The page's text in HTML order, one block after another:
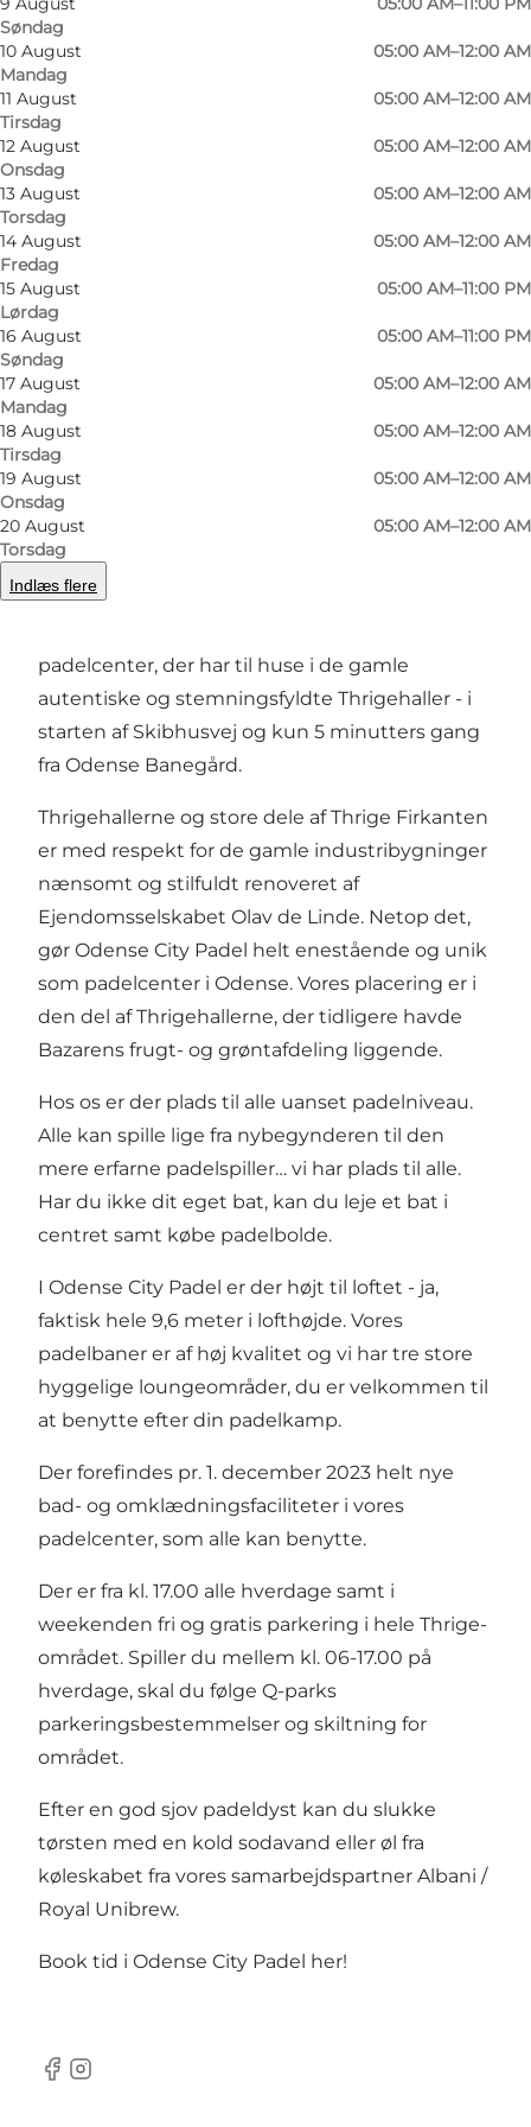
Søndag
10 August
Mandag
05:00 AM–12:00 AM
11 August
Tirsdag
05:00 AM–12:00 AM
12 August
Onsdag
05:00 AM–12:00 AM
13 August
Torsdag
05:00 AM–12:00 AM
14 August
Fredag
05:00 AM–12:00 AM
15 August
Lørdag
05:00 AM–11:00 PM
16 August
Søndag
05:00 AM–11:00 PM
17 August
Mandag
05:00 AM–12:00 AM
18 August
Tirsdag
05:00 AM–12:00 AM
19 August
Onsdag
05:00 AM–12:00 AM
20 August
Torsdag
05:00 AM–12:00 AM
Indlæs flere
Foto: Claus Rasmussen
©
Foto:
Odense City Padel - Odenses hyggeligste
padelcenter!
padelcenter, der har til huse i de gamle
autentiske og stemningsfyldte Thrigehaller - i
starten af Skibhusvej og kun 5 minutters gang
fra Odense Banegård.
Thrigehallerne og store dele af Thrige Firkanten
er med respekt for de gamle industribygninger
nænsomt og stilfuldt renoveret af
Ejendomsselskabet Olav de Linde. Netop det,
gør Odense City Padel helt enestående og unik
som padelcenter i Odense. Vores placering er i
den del af Thrigehallerne, der tidligere havde
Bazarens frugt- og grøntafdeling liggende.
Hos os er der plads til alle uanset padelniveau.
Alle kan spille lige fra nybegynderen til den
mere erfarne padelspiller… vi har plads til alle.
Har du ikke dit eget bat, kan du leje et bat i
centret samt købe padelbolde.
I Odense City Padel er der højt til loftet - ja,
faktisk hele 9,6 meter i lofthøjde. Vores
padelbaner er af høj kvalitet og vi har tre store
hyggelige loungeområder, du er velkommen til
at benytte efter din padelkamp.
Der forefindes pr. 1. december 2023 helt nye
bad- og omklædningsfaciliteter i vores
padelcenter, som alle kan benytte.
Der er fra kl. 17.00 alle hverdage samt i
weekenden fri og gratis parkering i hele Thrige-
området. Spiller du mellem kl. 06-17.00 på
hverdage, skal du følge Q-parks
parkeringsbestemmelser og skiltning for
området.
Efter en god sjov padeldyst kan du slukke
tørsten med en kold sodavand eller øl fra
køleskabet fra vores samarbejdspartner Albani /
Royal Unibrew.
Book tid i Odense City Padel her!
Facebook
Instagram